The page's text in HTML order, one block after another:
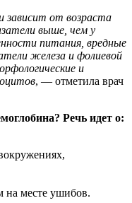
зависит от возраста
выше, чем у
питания, вредные
железа и фолиевой
и
, — отметила врач
Речь идет о:
на месте ушибов.